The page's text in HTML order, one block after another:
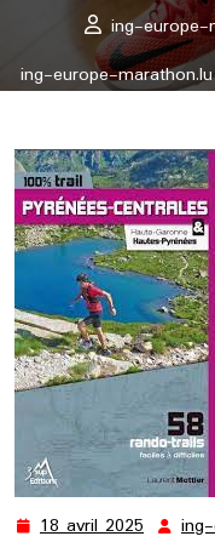
ing-europe-
ing-europe-marathon.lu
18 avril 2025 18